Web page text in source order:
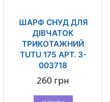
ШАРФ СНУД ДЛЯ
ДІВЧАТОК
ТРИКОТАЖНИЙ
TUTU 175 АРТ. 3-
003718
260 грн